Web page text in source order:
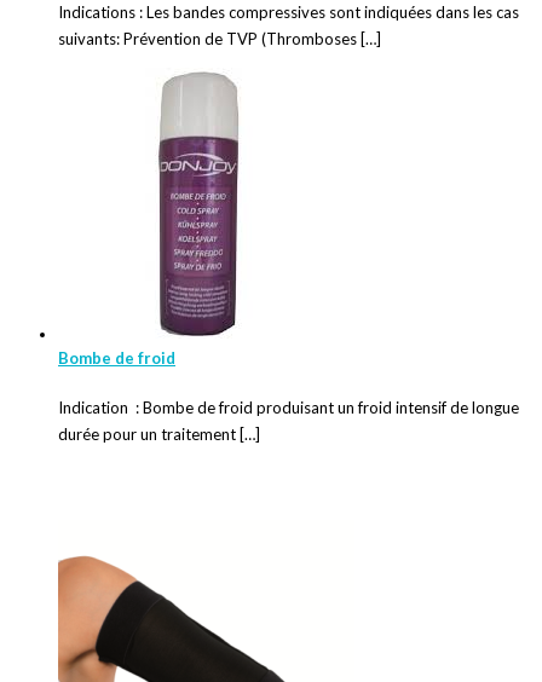
Indications : Les bandes compressives sont indiquées dans les cas
suivants: Prévention de TVP (Thromboses […]
Bombe de froid
Indication : Bombe de froid produisant un froid intensif de longue
durée pour un traitement […]